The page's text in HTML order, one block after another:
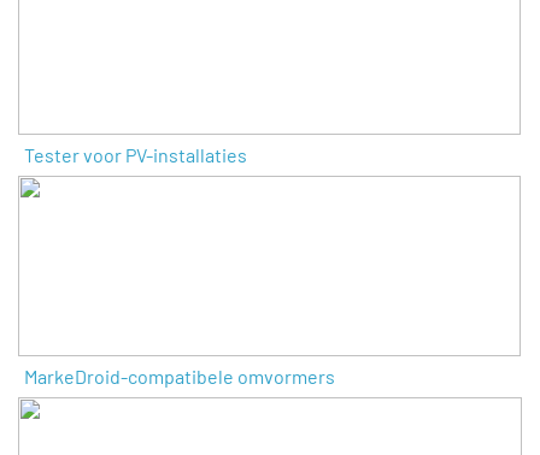
Tester voor PV-installaties
MarkeDroid-compatibele omvormers